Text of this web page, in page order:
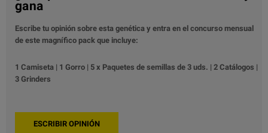
gana
Escribe tu opinión sobre esta genética y entra en el concurso mensual
de este magnífico pack que incluye:
1 Camiseta | 1 Gorro | 5 x Paquetes de semillas de 3 uds. | 2 Catálogos |
3 Grinders